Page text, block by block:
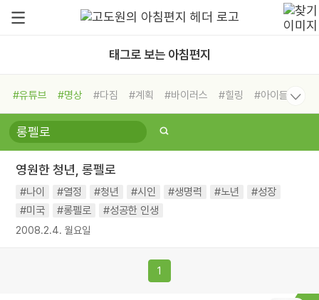
태그로 보는 아침편지
#유튜브 #명상 #다짐 #계획 #바이러스 #힐링
#아이들
#비전캠프
#독서캠프 #삶
#희망
#나눔 #친구 #링컨학교
#독서
#건강 #면역력
영원한 청년, 롱펠로
#나이 #열정 #청년 #시인 #생명력 #노년
#성장
#미국
#롱펠로 #성공한 인생
2008.2.4. 월요일
1